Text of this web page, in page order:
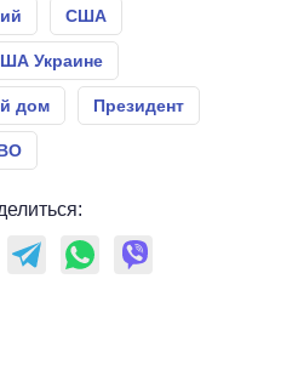
США
Украине
дом Президент